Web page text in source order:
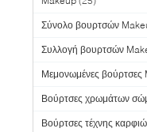
Σύνολο βουρτσών
Συλλογή βουρτσών
Μεμονωμένες βούρτσες
Βούρτσες χρωμάτων
Βούρτσες τέχνης